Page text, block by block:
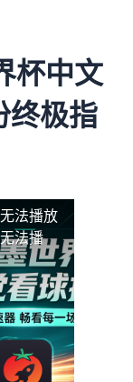
杯中文
终极指
法播放
法播